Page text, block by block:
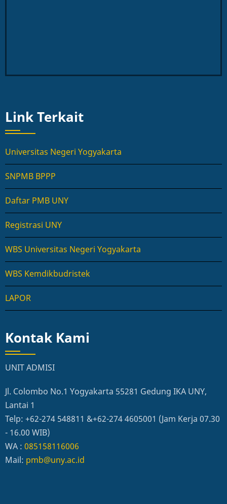
Link Terkait
Universitas Negeri Yogyakarta
SNPMB BPPP
Daftar PMB UNY
Registrasi UNY
WBS Universitas Negeri Yogyakarta
WBS Kemdikbudristek
LAPOR
Kontak Kami
UNIT ADMISI
Jl. Colombo No.1 Yogyakarta 55281 Gedung IKA UNY,
Lantai 1
Telp: +62-274 548811 &+62-274 4605001 (Jam Kerja 07.30
- 16.00 WIB)
WA : 085158116006
Mail: pmb@uny.ac.id